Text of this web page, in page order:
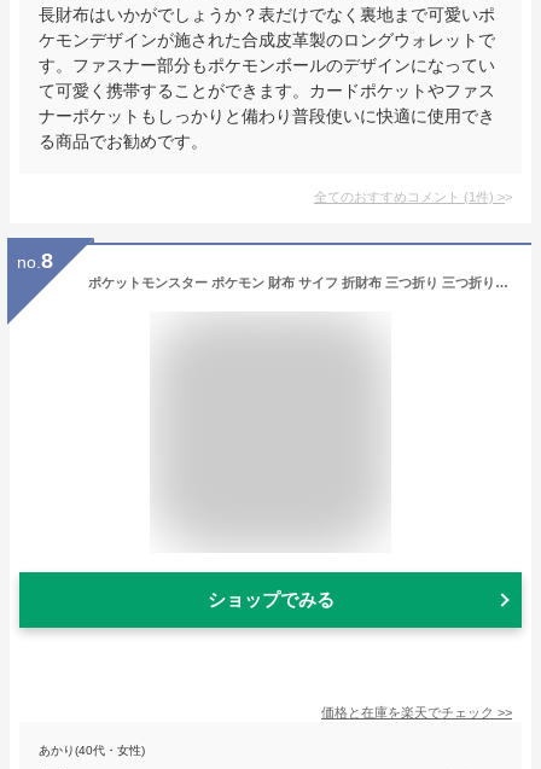
長財布はいかがでしょうか？表だけでなく裏地まで可愛いポ
ケモンデザインが施された合成皮革製のロングウォレットで
す。ファスナー部分もポケモンボールのデザインになってい
て可愛く携帯することができます。カードポケットやファス
ナーポケットもしっかりと備わり普段使いに快適に使用でき
る商品でお勧めです。
全てのおすすめコメント (1件) >
no. 8
ポケットモンスター ポケモン 財布 サイフ 折財布 三つ折り 三つ折り財布 ナイロン がま口 小銭入れ 女の子 レディース ピカチュウ ブラッキー ミミッキュ ワッカネズミ キャラクター グッズ ブランド 可愛い かわいい おしゃれ 人気
ショップでみる
価格と在庫を楽天でチェック >>
あかり(40代・女性)